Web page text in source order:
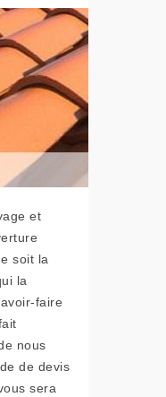
et
soit la
la
faire
nous
de devis
sera